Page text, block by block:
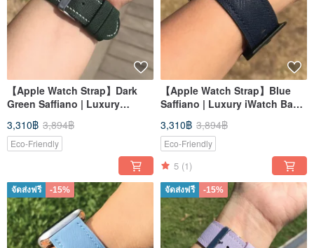
【Apple Watch Strap】Dark
Green Saffiano | Luxury
iWatch Band | Elegant &
Heavy
3,310฿ 3,894฿
Eco-Friendly
【Apple Watch Strap】Blue
Saffiano | Luxury iWatch Band
| Elegant & Heavy
3,310฿ 3,894฿
Eco-Friendly
5 (1)
จัดส่งฟรี -15% จัดส่งฟรี -15%